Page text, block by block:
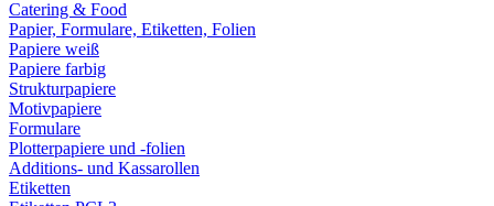
Catering & Food
Papier, Formulare, Etiketten, Folien
Papiere weiß
Papiere farbig
Strukturpapiere
Motivpapiere
Formulare
Plotterpapiere und -folien
Additions- und Kassarollen
Etiketten